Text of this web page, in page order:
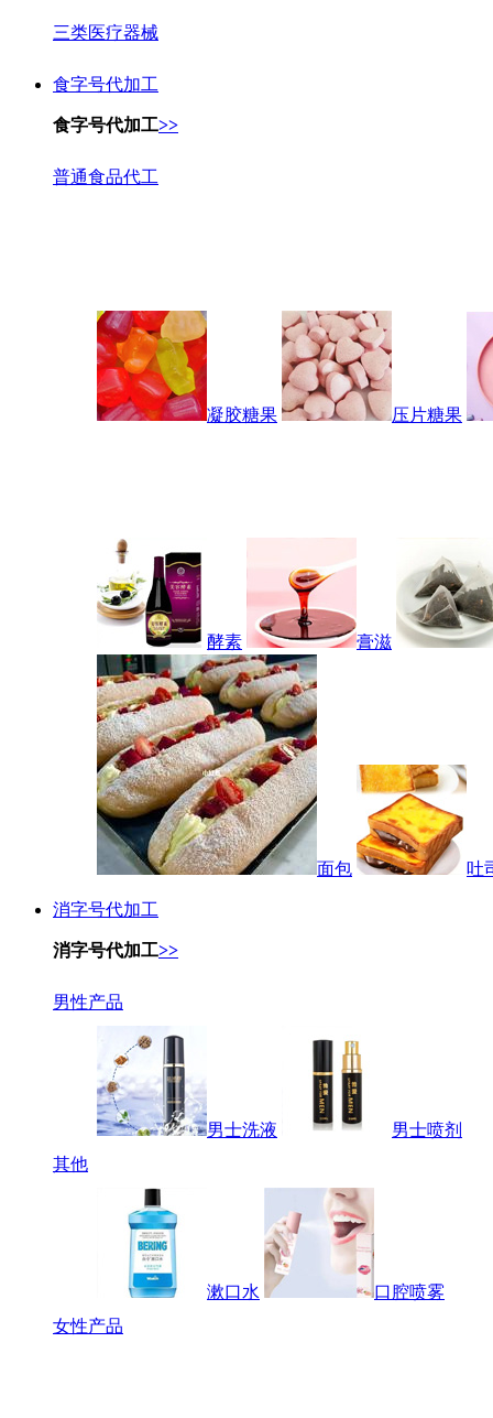
三类医疗器械
食字号代加工
食字号代加工>>
普通食品代工
凝胶糖果 压片糖果
酵素 膏滋
面包 吐
消字号代加工
消字号代加工>>
男性产品
男士洗液
男士喷剂
其他
漱口水
口腔喷雾
女性产品